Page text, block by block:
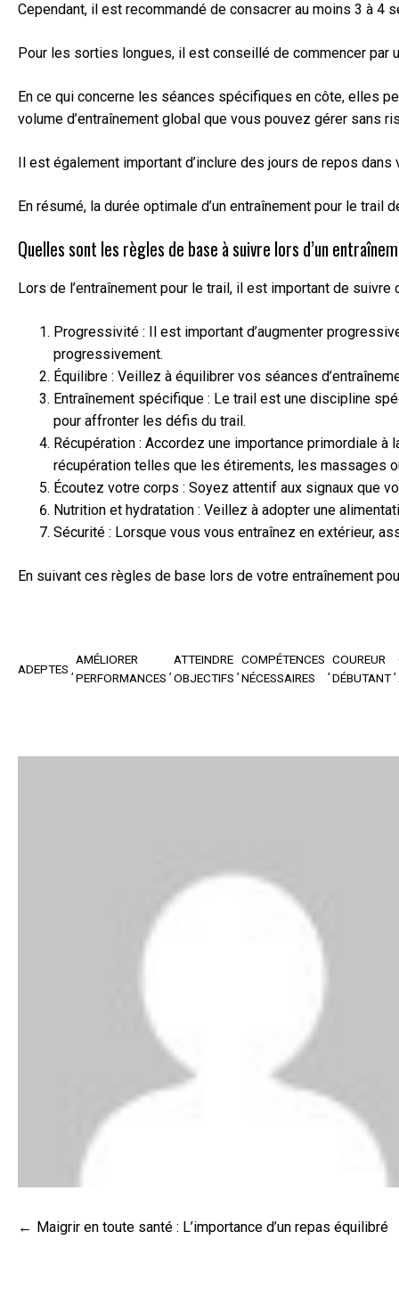
Cependant, il est recommandé de consacrer au moins 3 à
Pour les sorties longues, il est conseillé de commencer
En ce qui concerne les séances spécifiques en côte, elles
volume d’entraînement global que vous pouvez gérer sans
Il est également important d’inclure des jours de repos
En résumé, la durée optimale d’un entraînement pour le
Quelles sont les règles de base à suivre lors d’un
Lors de l’entraînement pour le trail, il est important de
Progressivité : Il est important d’augmenter
progressivement.
Équilibre : Veillez à équilibrer vos séances
Entraînement spécifique : Le trail est une discipline
pour affronter les défis du trail.
Récupération : Accordez une importance primordiale
récupération telles que les étirements, les massages
Écoutez votre corps : Soyez attentif aux signaux que
Nutrition et hydratation : Veillez à adopter une
Sécurité : Lorsque vous vous entraînez en extérieur,
En suivant ces règles de base lors de votre entraînement
ADEPTES
AMÉLIORER
PERFORMANCES
ATTEINDRE
OBJECTIFS
COMPÉTENCES
NÉCESSAIRES
COUREUR
DÉBUTANT
Navigation
Maigrir en toute santé : L’importance d’un repas équilibré